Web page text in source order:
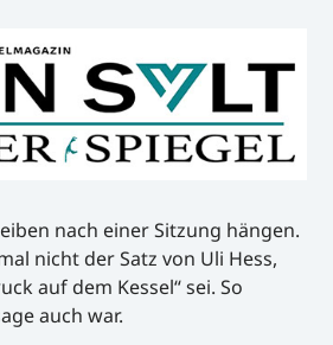
nach einer Sitzung hängen.
nicht der Satz von Uli Hess,
auf dem Kessel“ sei. So
auch war.